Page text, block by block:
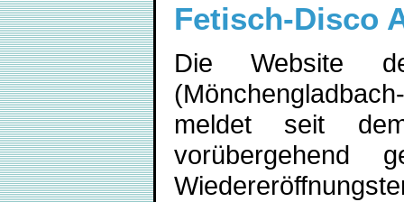
Fetisch-Disco
Die Website
meldet seit
vorübergehend